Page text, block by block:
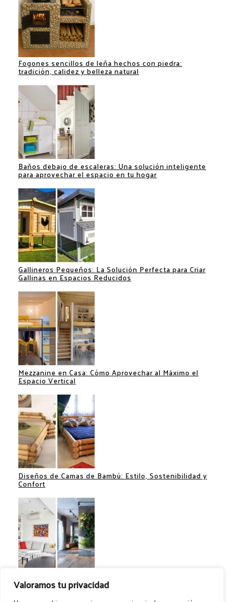
Valoramos tu privacidad
Fogones sencillos de leña hechos con piedra:
tradición, calidez y belleza natural
Baños debajo de escaleras: Una solución inteligente
para aprovechar el espacio en tu hogar
Gallineros Pequeños: La Solución Perfecta para Criar
Gallinas en Espacios Reducidos
Mezzanine en Casa: Cómo Aprovechar al Máximo el
Espacio Vertical
Diseños de Camas de Bambú: Estilo, Sostenibilidad y
Confort
Separadores de Espacios: Ideas Creativas para
Optimizar tu Hogar